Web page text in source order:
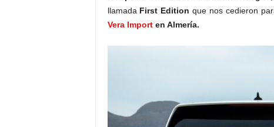
llamada First Edition que nos cedieron
Vera Importen Almería.